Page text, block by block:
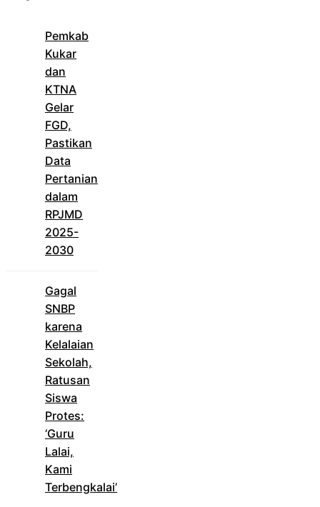
Pemkab
Kukar
dan
KTNA
Gelar
FGD,
Pastikan
Data
Pertanian
dalam
RPJMD
2025-
2030
Gagal
SNBP
karena
Kelalaian
Sekolah,
Ratusan
Siswa
Protes:
‘Guru
Lalai,
Kami
Terbengkalai’